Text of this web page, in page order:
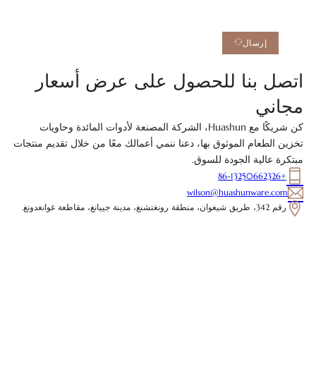
اتصل بنا للحصول على عرض أسعار
مجاني
كن شريكًا مع Huashun، الشركة المصنعة لأدوات المائدة وحاويات
تخزين الطعام الموثوق بها، دعنا ننمي أعمالك معًا من خلال تقديم منتجات
مبتكرة عالية الجودة للسوق.
+86-13250662326
wilson@huashunware.com
رقم 342، طريق شيغوان، منطقة رونغتشنغ، مدينة جييانغ، مقاطعة غوانغدونغ.
إرسال